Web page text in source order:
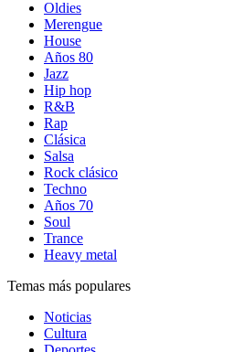
Oldies
Merengue
House
Años 80
Jazz
Hip hop
R&B
Rap
Clásica
Salsa
Rock clásico
Techno
Años 70
Soul
Trance
Heavy metal
Temas más populares
Noticias
Cultura